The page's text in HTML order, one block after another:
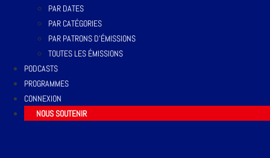
PAR DATES
PAR CATÉGORIES
PAR PATRONS D’ÉMISSIONS
TOUTES LES ÉMISSIONS
PODCASTS
PROGRAMMES
CONNEXION
NOUS SOUTENIR